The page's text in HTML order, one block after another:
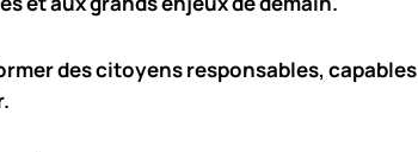
des citoyens responsables, capables